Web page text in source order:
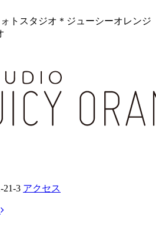
トスタジオ＊ジューシーオレンジ
21-3 アクセス